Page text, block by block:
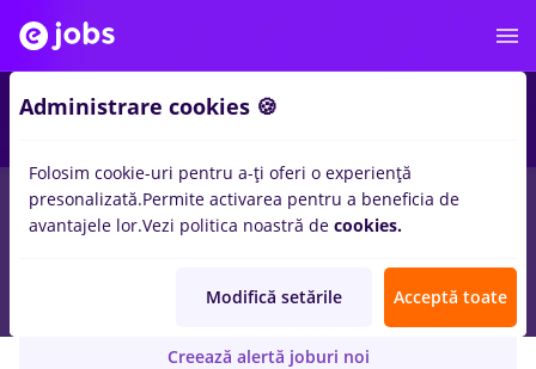
STRUCTURAL TRAINING S.R.L.
Creează alertă joburi noi
Administrare cookies 🍪
Folosim cookie-uri pentru a-ți oferi o experiență
presonalizată.Permite activarea pentru a beneficia de
avantajele lor.Vezi politica noastră de cookies.
Modifică setările Acceptă toate